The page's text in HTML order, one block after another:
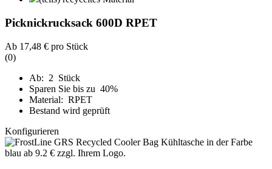
Picknickrucksack 600D RPET
Ab 17,48 € pro Stück
(0)
Ab: 2 Stück
Sparen Sie bis zu 40%
Material: RPET
Bestand wird geprüft
Konfigurieren